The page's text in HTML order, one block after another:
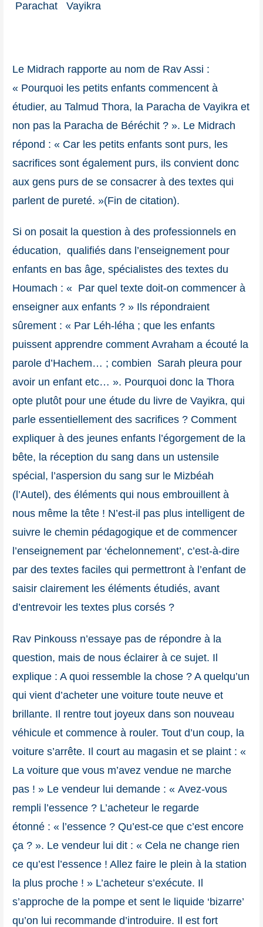
Parachat Vayikra
Le Midrach rapporte au nom de Rav Assi :
« Pourquoi les petits enfants commencent à
étudier, au Talmud Thora, la Paracha de Vayikra et
non pas la Paracha de Béréchit ? ». Le Midrach
répond : « Car les petits enfants sont purs, les
sacrifices sont également purs, ils convient donc
aux gens purs de se consacrer à des textes qui
parlent de pureté. »(Fin de citation).
Si on posait la question à des professionnels en
éducation, qualifiés dans l’enseignement pour
enfants en bas âge, spécialistes des textes du
Houmach : « Par quel texte doit-on commencer à
enseigner aux enfants ? » Ils répondraient
sûrement : « Par Léh-léha ; que les enfants
puissent apprendre comment Avraham a écouté la
parole d’Hachem… ; combien Sarah pleura pour
avoir un enfant etc… ». Pourquoi donc la Thora
opte plutôt pour une étude du livre de Vayikra, qui
parle essentiellement des sacrifices ? Comment
expliquer à des jeunes enfants l’égorgement de la
bête, la réception du sang dans un ustensile
spécial, l’aspersion du sang sur le Mizbéah
(l’Autel), des éléments qui nous embrouillent à
nous même la tête ! N’est-il pas plus intelligent de
suivre le chemin pédagogique et de commencer
l’enseignement par ‘échelonnement’, c’est-à-dire
par des textes faciles qui permettront à l’enfant de
saisir clairement les éléments étudiés, avant
d’entrevoir les textes plus corsés ?
Rav Pinkouss n’essaye pas de répondre à la
question, mais de nous éclairer à ce sujet. Il
explique : A quoi ressemble la chose ? A quelqu’un
qui vient d’acheter une voiture toute neuve et
brillante. Il rentre tout joyeux dans son nouveau
véhicule et commence à rouler. Tout d’un coup, la
voiture s’arrête. Il court au magasin et se plaint : «
La voiture que vous m’avez vendue ne marche
pas ! » Le vendeur lui demande : « Avez-vous
rempli l’essence ? L’acheteur le regarde
étonné : « l’essence ? Qu’est-ce que c’est encore
ça ? ». Le vendeur lui dit : « Cela ne change rien
ce qu’est l’essence ! Allez faire le plein à la station
la plus proche ! » L’acheteur s’exécute. Il
s’approche de la pompe et sent le liquide ‘bizarre’
qu’on lui recommande d’introduire. Il est fort